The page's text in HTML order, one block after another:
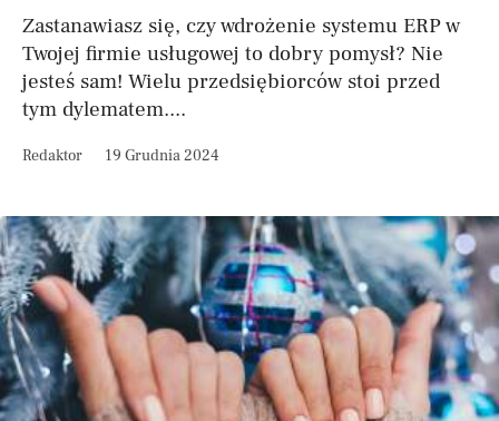
Zastanawiasz się, czy wdrożenie systemu ERP w
Twojej firmie usługowej to dobry pomysł? Nie
jesteś sam! Wielu przedsiębiorców stoi przed
tym dylematem....
Redaktor 19 Grudnia 2024